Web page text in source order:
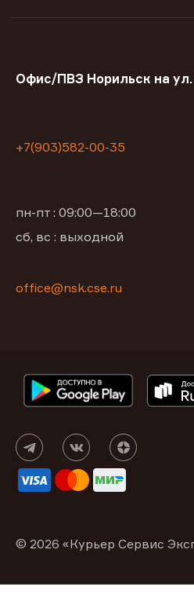
Офис/ПВЗ Норильск на ул.
+7(903)582-00-35
пн-пт : 09:00—18:00
сб, вс : выходной
office@nsk.cse.ru
© 2026 «Курьер Сервис